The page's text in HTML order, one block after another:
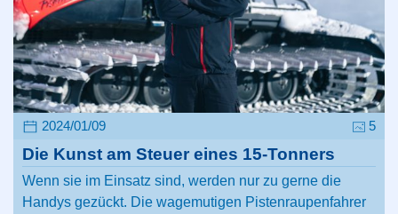
2024/01/09 5
Die Kunst am Steuer eines 15-Tonners
Wenn sie im Einsatz sind, werden nur zu gerne die
Handys gezückt. Die wagemutigen Pistenraupenfahrer